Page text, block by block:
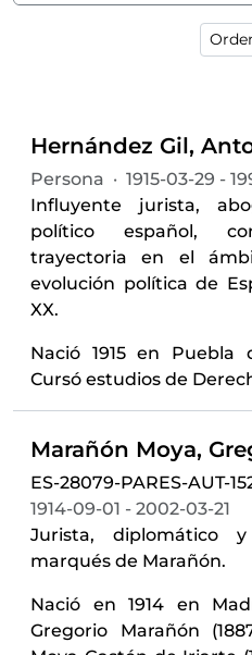
Persona · 1915-03-29 -
Influyente jurista,
político español,
trayectoria en el
evolución política de
XX.
Nació 1915 en Puebla
Cursó estudios de
ES-28079-PARES-AUT-
1914-09-01 - 2002-03-21
Jurista, diplomático
marqués de Marañón.
Nació en 1914 en
Gregorio Marañón